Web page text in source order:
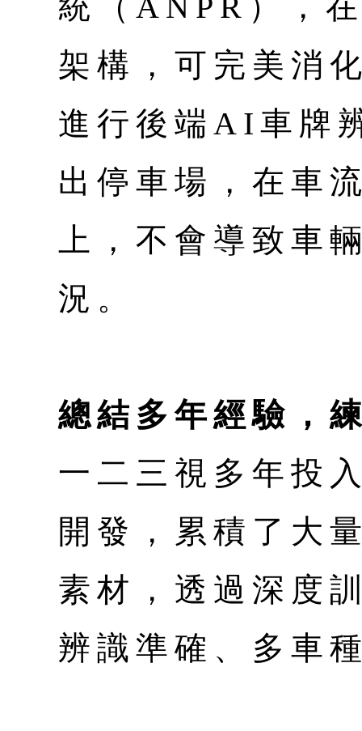
架構，可完美消
進行後端AI車牌
出停車場，在車
上，不會導致車
況。
總結多年經驗，
一二三視多年投
開發，累積了大
素材，透過深度
辨識準確、多車